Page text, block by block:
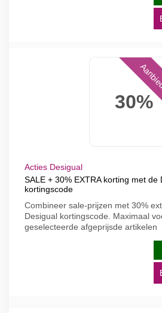
30%
Acties Desigual
SALE + 30% EXTRA korting met de
kortingscode
Combineer sale-prijzen met 30%
Desigual kortingscode. Maximaal
geselecteerde afgeprijsde artikelen